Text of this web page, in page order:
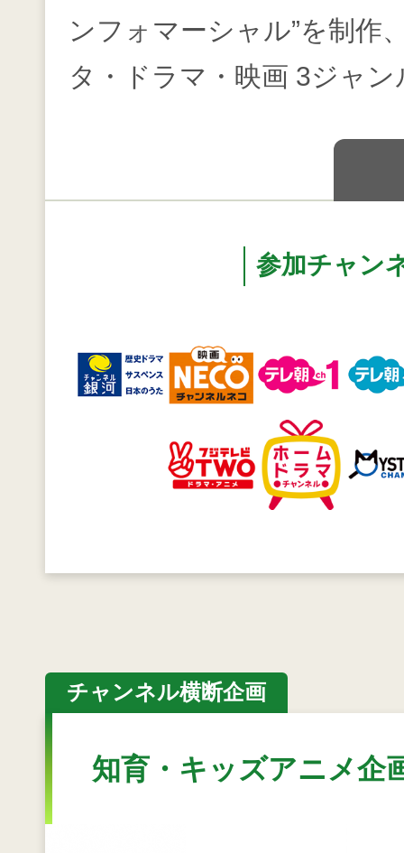
ンフォマーシャル”を制作
タ・ドラマ・映画 3ジャ
参加チャン
チャンネル横断企画
知育・キッズアニメ企